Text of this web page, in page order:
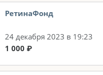
РетинаФонд
24 декабря 2023 в 19:23
1 000 ₽